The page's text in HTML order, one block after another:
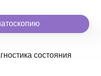
состояния